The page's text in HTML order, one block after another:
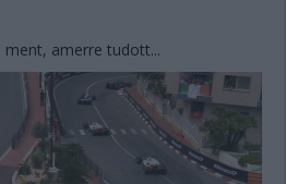
amerre tudott...